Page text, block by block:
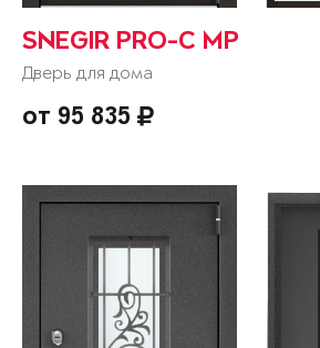
SNEGIR PRO-C MP
Дверь для дома
от 95 835